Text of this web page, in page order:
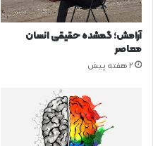
ع
ی
ن
پ
ی
ل
ه
ق
ه
و
آرامش؛ گمشده حقیقی انسان
معاصر
2 هفته پیش